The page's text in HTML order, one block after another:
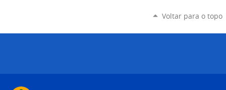
Voltar para o topo